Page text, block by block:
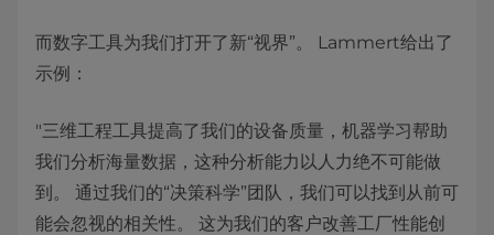
而数字工具为我们打开了新“视界”。 Lammert给出了
示例：
"三维工程工具提高了我们的设备质量，机器学习帮助
我们分析海量数据，这种分析能力以人力绝不可能做
到。 通过我们的“决策科学”团队，我们可以找到从前可
能会忽视的相关性。 这为我们的客户改善工厂性能创